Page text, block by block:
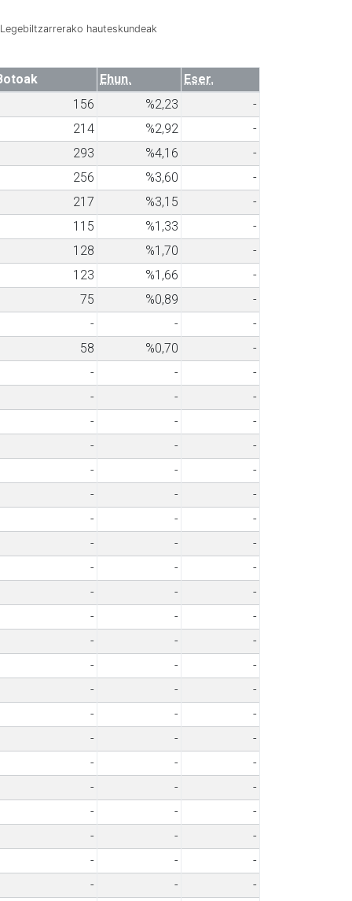
hauteskundeak
Ehun.
Eser.
156 %2,23
-
214 %2,92
-
293 %4,16
-
256 %3,60
-
217 %3,15
-
115 %1,33
-
128 %1,70
-
123 %1,66
-
75 %0,89
-
- -
-
58 %0,70
-
- -
-
- -
-
- -
-
- -
-
- -
-
- -
-
- -
-
- -
-
- -
-
- -
-
- -
-
- -
-
- -
-
- -
-
- -
-
- -
-
- -
-
- -
-
- -
-
- -
-
- -
-
- -
-